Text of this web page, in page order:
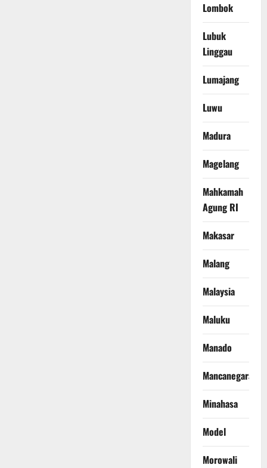
Lombok
Lubuk
Linggau
Lumajang
Luwu
Madura
Magelang
Mahkamah
Agung RI
Makasar
Malang
Malaysia
Maluku
Manado
Mancanegara
Minahasa
Model
Morowali